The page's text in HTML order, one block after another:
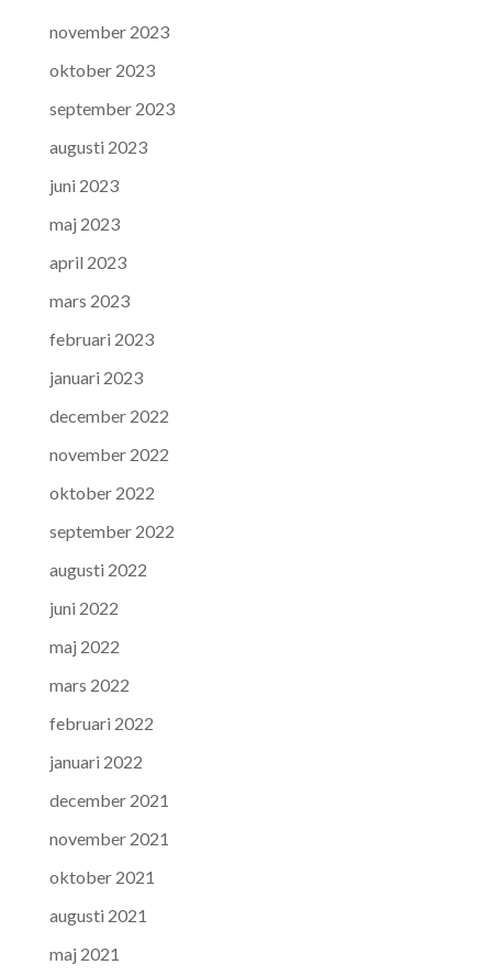
november 2023
oktober 2023
september 2023
augusti 2023
juni 2023
maj 2023
april 2023
mars 2023
februari 2023
januari 2023
december 2022
november 2022
oktober 2022
september 2022
augusti 2022
juni 2022
maj 2022
mars 2022
februari 2022
januari 2022
december 2021
november 2021
oktober 2021
augusti 2021
maj 2021